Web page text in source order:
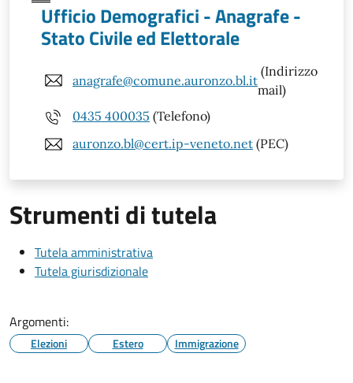
Ufficio Demografici - Anagrafe -
Stato Civile ed Elettorale
anagrafe@comune.auronzo.bl.it
(Indirizzo
mail)
0435 400035 (Telefono)
auronzo.bl@cert.ip-veneto.net (PEC)
Strumenti di tutela
Tutela amministrativa
Tutela giurisdizionale
Argomenti:
Elezioni Estero Immigrazione